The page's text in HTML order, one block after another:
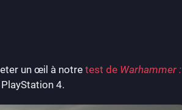
un œil à notretest de Warhammer :
4.